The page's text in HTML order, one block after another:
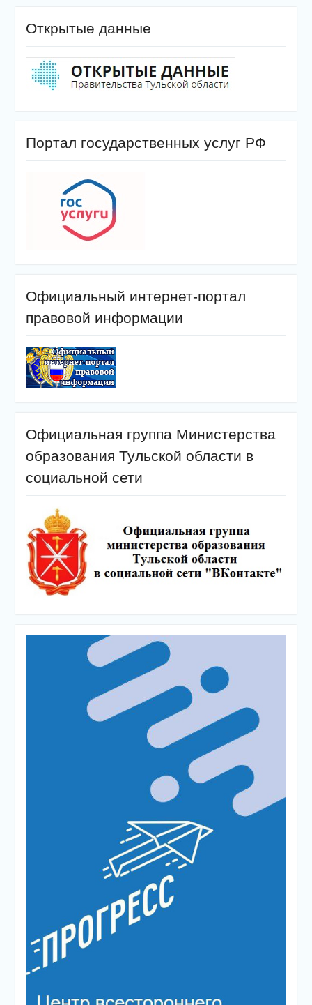
Открытые данные
Портал государственных услуг РФ
Официальный интернет-портал
правовой информации
Официальная группа Министерства
образования Тульской области в
социальной сети